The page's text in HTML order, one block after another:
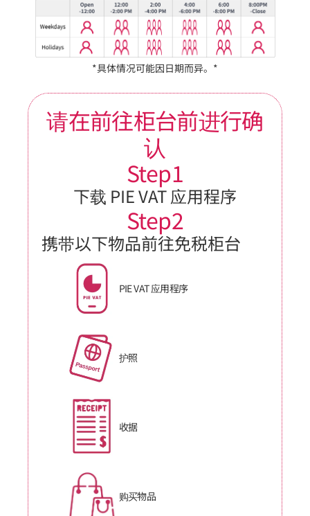
*具体情况可能因日期而异。*
请在前往柜台前进行确
认
Step1
下载 PIE VAT 应用程序
Step2
携带以下物品前往免税柜台
PIE VAT 应用程序
护照
收据
购买物品